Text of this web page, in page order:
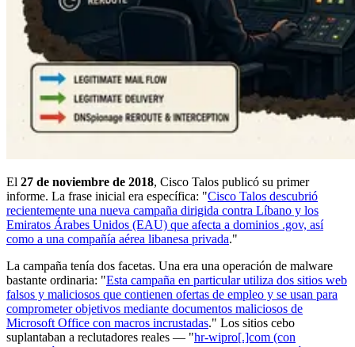
El 27 de noviembre de 2018, Cisco Talos publicó su primer
informe. La frase inicial era específica: "Cisco Talos descubrió
recientemente una nueva campaña dirigida contra Líbano y los
Emiratos Árabes Unidos (EAU) que afecta a dominios .gov, así
como a una compañía aérea libanesa privada."
La campaña tenía dos facetas. Una era una operación de malware
bastante ordinaria: "Esta campaña en particular utiliza dos sitios web
falsos y maliciosos que contienen ofertas de empleo y se usan para
comprometer objetivos mediante documentos maliciosos de
Microsoft Office con macros incrustadas." Los sitios cebo
suplantaban a reclutadores reales — "hr-wipro[.]com (con